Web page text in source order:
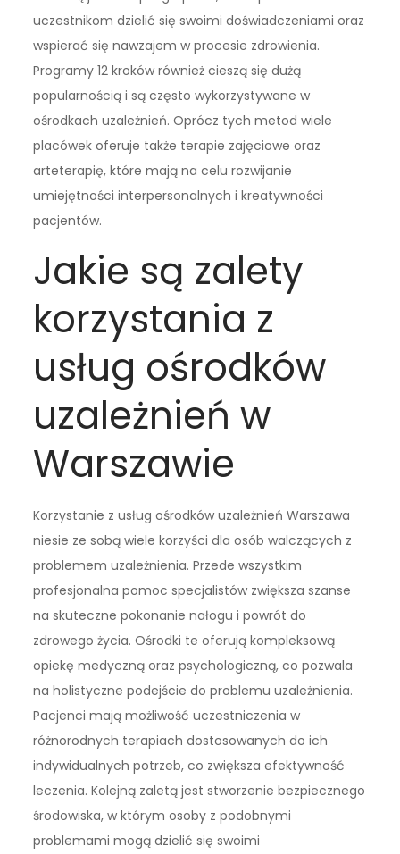
uczestnikom dzielić się swoimi doświadczeniami oraz
wspierać się nawzajem w procesie zdrowienia.
Programy 12 kroków również cieszą się dużą
popularnością i są często wykorzystywane w
ośrodkach uzależnień. Oprócz tych metod wiele
placówek oferuje także terapie zajęciowe oraz
arteterapię, które mają na celu rozwijanie
umiejętności interpersonalnych i kreatywności
pacjentów.
Jakie są zalety
korzystania z
usług ośrodków
uzależnień w
Warszawie
Korzystanie z usług ośrodków uzależnień Warszawa
niesie ze sobą wiele korzyści dla osób walczących z
problemem uzależnienia. Przede wszystkim
profesjonalna pomoc specjalistów zwiększa szanse
na skuteczne pokonanie nałogu i powrót do
zdrowego życia. Ośrodki te oferują kompleksową
opiekę medyczną oraz psychologiczną, co pozwala
na holistyczne podejście do problemu uzależnienia.
Pacjenci mają możliwość uczestniczenia w
różnorodnych terapiach dostosowanych do ich
indywidualnych potrzeb, co zwiększa efektywność
leczenia. Kolejną zaletą jest stworzenie bezpiecznego
środowiska, w którym osoby z podobnymi
problemami mogą dzielić się swoimi